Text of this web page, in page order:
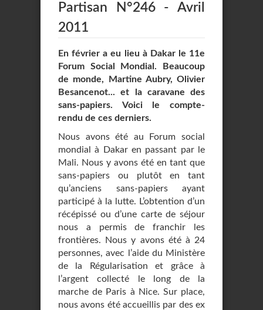
Partisan N°246 - Avril
2011
En février a eu lieu à Dakar le 11e
Forum Social Mondial. Beaucoup
de monde, Martine Aubry, Olivier
Besancenot... et la caravane des
sans-papiers. Voici le compte-
rendu de ces derniers.
Nous avons été au Forum social
mondial à Dakar en passant par le
Mali. Nous y avons été en tant que
sans-papiers ou plutôt en tant
qu’anciens sans-papiers ayant
participé à la lutte. L’obtention d’un
récépissé ou d’une carte de séjour
nous a permis de franchir les
frontières. Nous y avons été à 24
personnes, avec l’aide du Ministère
de la Régularisation et grâce à
l’argent collecté le long de la
marche de Paris à Nice. Sur place,
nous avons été accueillis par des ex